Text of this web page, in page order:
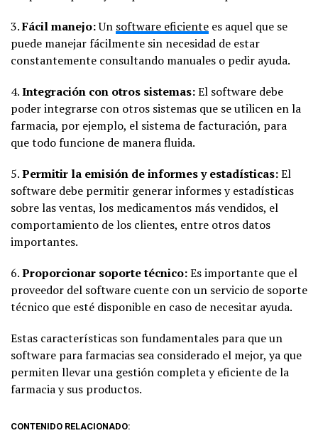
3.Fácil manejo:Un software eficiente es aquel que se
puede manejar fácilmente sin necesidad de estar
constantemente consultando manuales o pedir ayuda.
4.Integración con otros sistemas:El software debe
poder integrarse con otros sistemas que se utilicen en la
farmacia, por ejemplo, el sistema de facturación, para
que todo funcione de manera fluida.
5.Permitir la emisión de informes y estadísticas:El
software debe permitir generar informes y estadísticas
sobre las ventas, los medicamentos más vendidos, el
comportamiento de los clientes, entre otros datos
importantes.
6.Proporcionar soporte técnico:Es importante que el
proveedor del software cuente con un servicio de soporte
técnico que esté disponible en caso de necesitar ayuda.
Estas características son fundamentales para que un
software para farmacias sea considerado el mejor, ya que
permiten llevar una gestión completa y eficiente de la
farmacia y sus productos.
CONTENIDO RELACIONADO: